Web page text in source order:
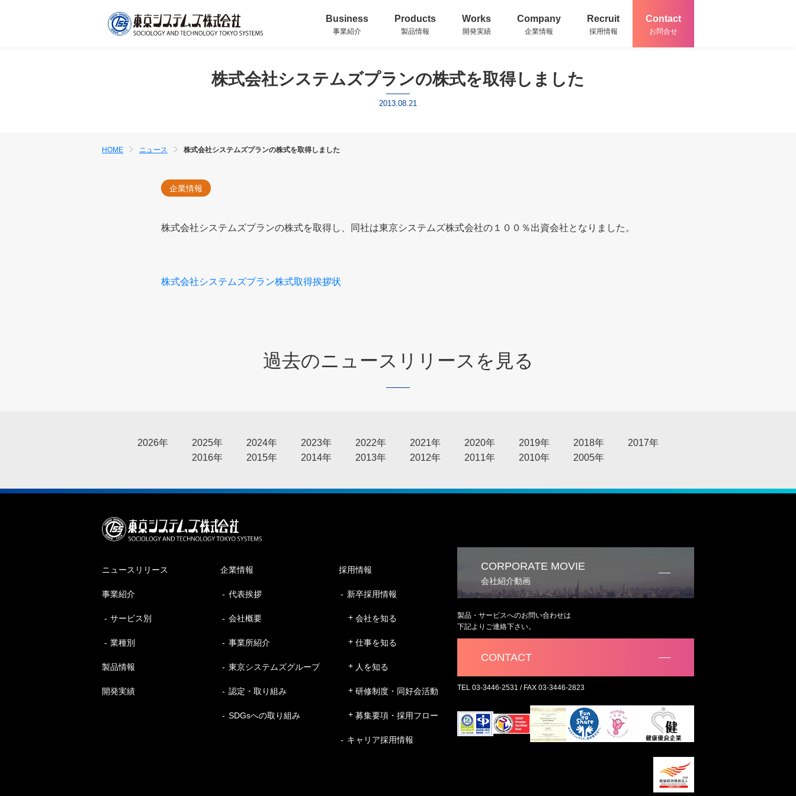
Business
事業紹介
Products
製品情報
Works
開発実績
Company
企業情報
Recruit
採用情報
Contact
お問合せ
株式会社システムズプランの株式を取得しました
2013.08.21
HOME ニュース 株式会社システムズプランの株式を取得しました
企業情報
株式会社システムズプランの株式を取得し、同社は東京システムズ株式会社の１００％出資会社となりました。
株式会社システムズプラン株式取得挨拶状
過去のニュースリリースを見る
2026年 2025年 2024年 2023年 2022年 2021年 2020年 2019年 2018年
2017年
2016年
2015年 2014年 2013年 2012年 2011年 2010年 2005年
ニュースリリース
事業紹介
サービス別
業種別
製品情報
開発実績
企業情報
代表挨拶
会社概要
事業所紹介
東京システムズグループ
認定・取り組み
SDGsへの取り組み
採用情報
新卒採用情報
会社を知る
仕事を知る
人を知る
研修制度・同好会活動
募集要項・採用フロー
キャリア採用情報
CORPORATE MOVIE
会社紹介動画
製品・サービスへのお問い合わせは
下記よりご連絡下さい。
CONTACT
TEL 03-3446-2531 / FAX 03-3446-2823